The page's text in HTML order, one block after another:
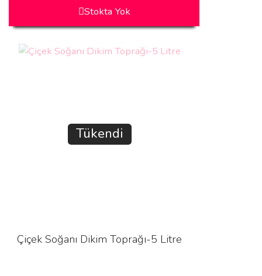
Stokta Yok
Tükendi
Çiçek Soğanı Dikim Toprağı-5 Litre